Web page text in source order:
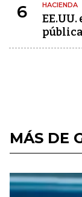
6 HACIENDA
MÁS DE